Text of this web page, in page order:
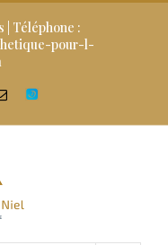
| Téléphone :
pour-l-
EmailDoctolib